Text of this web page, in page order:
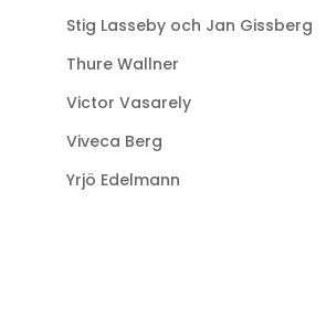
Stig Lasseby och Jan Gissberg
Thure Wallner
Victor Vasarely
Viveca Berg
Yrjö Edelmann